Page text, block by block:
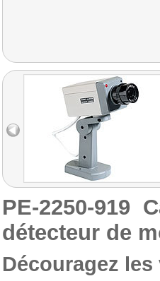
PE-2250-919
détecteur de
Découragez